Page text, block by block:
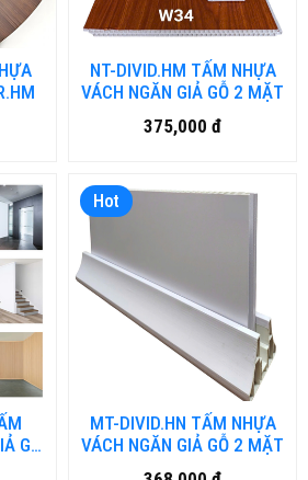
NT-DIVID.HM TẤM NHỰA
VÁCH NGĂN GIẢ GỖ 2 MẶT
375,000 đ
GỖ
Hot
MT-DIVID.HN TẤM NHỰA
VÁCH NGĂN GIẢ GỖ 2 MẶT